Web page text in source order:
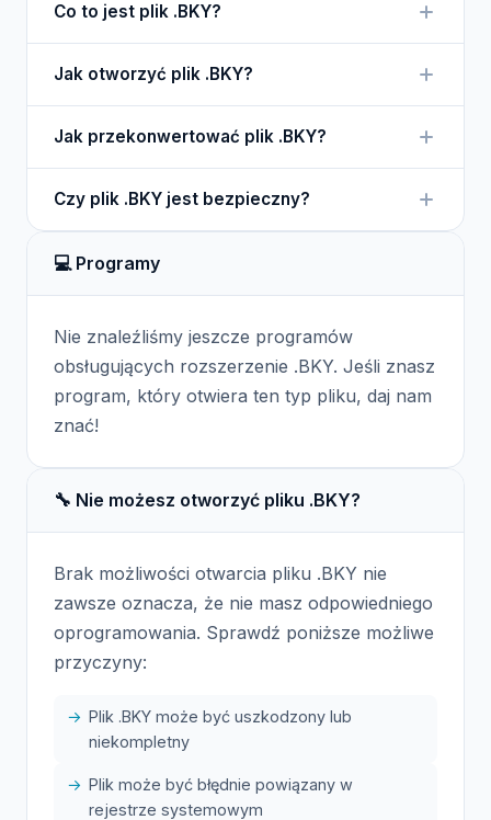
Co to jest plik .BKY?
przechowywania zakładek oraz słów kluczowych w
aplikacji Bookkey.
Jak otworzyć plik .BKY?
program Bookkey lub inny kompatybilny program.
Jak przekonwertować plik .BKY?
opcji eksportu dostępnych w aplikacji, która
obsługuje ten format.
Czy plik .BKY jest bezpieczny?
warto sprawdzić źródło, z którego pochodzi.
💻 Programy
Nie znaleźliśmy jeszcze programów
obsługujących rozszerzenie .BKY. Jeśli znasz
program, który otwiera ten typ pliku, daj nam
znać!
🔧 Nie możesz otworzyć pliku .BKY?
Brak możliwości otwarcia pliku .BKY nie
zawsze oznacza, że nie masz odpowiedniego
oprogramowania. Sprawdź poniższe możliwe
przyczyny:
Plik .BKY może być uszkodzony lub
niekompletny
Plik może być błędnie powiązany w
rejestrze systemowym